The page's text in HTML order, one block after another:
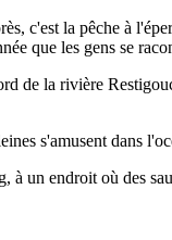
c'est la pêche à
que les gens se
de la rivière
s'amusent dans
à un endroit où des